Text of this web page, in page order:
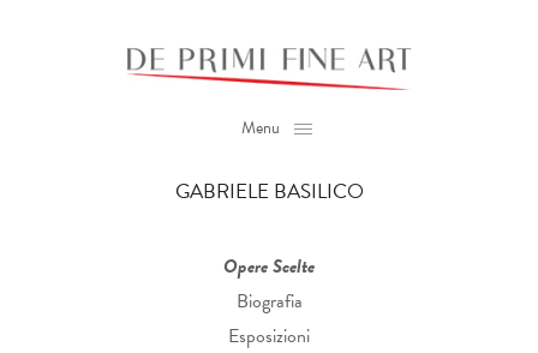
Menu
GABRIELE BASILICO
Opere Scelte
Biografia
Esposizioni